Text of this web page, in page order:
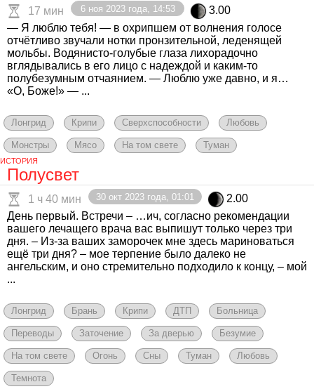
17 мин 6 ноя 2023 года, 14:53
3.00
— Я люблю тебя! — в охрипшем от волнения голосе
отчётливо звучали нотки пронзительной, леденящей
мольбы. Водянисто-голубые глаза лихорадочно
вглядывались в его лицо с надеждой и каким-то
полубезумным отчаянием. — Люблю уже давно, и я…
«О, Боже!» — ...
Лонгрид Крипи Сверхспособности Любовь
Монстры Мясо На том свете Туман
ИСТОРИЯ
Полусвет
1 ч 40 мин 30 окт 2023 года, 01:01
2.00
День первый. Встречи – …ич, согласно рекомендации
вашего лечащего врача вас выпишут только через три
дня. – Из-за ваших заморочек мне здесь мариноваться
ещё три дня? – мое терпение было далеко не
ангельским, и оно стремительно подходило к концу, – мой
...
Лонгрид Брань Крипи ДТП Больница
Переводы Заточение За дверью Безумие
На том свете Огонь Сны Туман Любовь
Темнота